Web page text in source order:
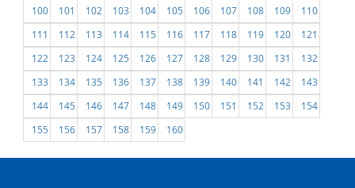
100
101 102 103 104 105 106 107 108 109
110
111
112 113 114 115 116 117 118 119 120
121
122
123 124 125 126 127 128 129 130 131
132
133
134 135 136 137 138 139 140 141 142
143
144
145 146 147 148 149 150 151 152 153
154
155
156 157 158 159 160